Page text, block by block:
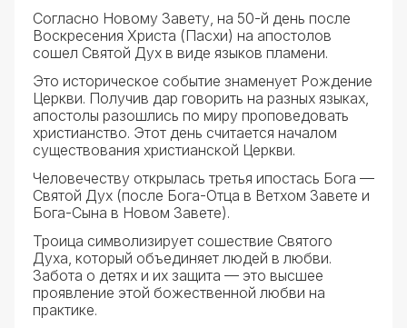
Согласно Новому Завету, на 50-й день после
Воскресения Христа (Пасхи) на апостолов
сошел Святой Дух в виде языков пламени.
Это историческое событие знаменует Рождение
Церкви. Получив дар говорить на разных языках,
апостолы разошлись по миру проповедовать
христианство. Этот день считается началом
существования христианской Церкви.
Человечеству открылась третья ипостась Бога —
Святой Дух (после Бога-Отца в Ветхом Завете и
Бога-Сына в Новом Завете).
Троица символизирует сошествие Святого
Духа, который объединяет людей в любви.
Забота о детях и их защита — это высшее
проявление этой божественной любви на
практике.